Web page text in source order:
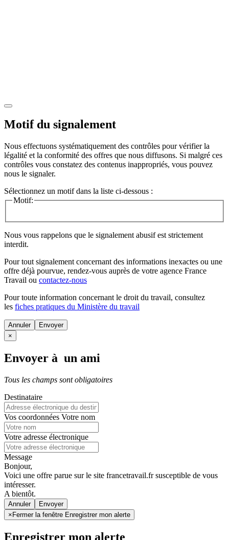
Motif du signalement
Nous effectuons systématiquement des contrôles pour vérifier la
légalité et la conformité des offres que nous diffusons. Si malgré ces
contrôles vous constatez des contenus inappropriés, vous pouvez
nous le signaler.
Sélectionnez un motif dans la liste ci-dessous :
Motif:
Nous vous rappelons que le signalement abusif est strictement
interdit.
Pour tout signalement concernant des informations inexactes ou une
offre déjà pourvue, rendez-vous auprès de votre agence France
Travail ou contactez-nous
Pour toute information concernant le droit du travail, consultez
les fiches pratiques du Ministère du travail
Annuler
×
Envoyer à un ami
Tous les champs sont obligatoires
Destinataire
Vos coordonnées Votre nom
Votre adresse électronique
Message
Bonjour,
Voici une offre parue sur le site francetravail.fr susceptible de vous
intéresser.
A bientôt.
Annuler
× Fermer la fenêtre Enregistrer mon alerte
Enregistrer mon alerte